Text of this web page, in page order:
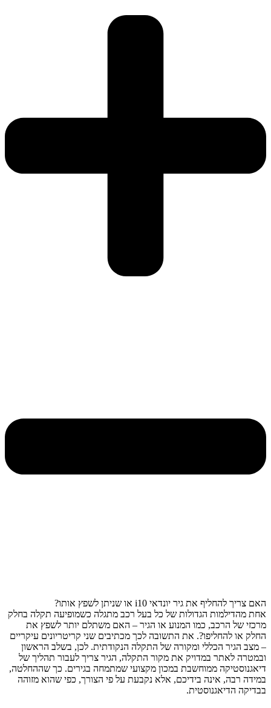
האם צריך להחליף את גיר יונדאי i10 או שניתן לשפץ אותו?
אחת מהדילמות הגדולות של כל בעל רכב מתגלה כשמופיעה תקלה בחלק
מרכזי של הרכב, כמו המנוע או הגיר – האם משתלם יותר לשפץ את
החלק או להחליפו?. את התשובה לכך מכתיבים שני קריטריונים עיקריים
– מצב הגיר הכללי ומקורה של התקלה הנקודתית. לכן, בשלב הראשון
ובמטרה לאתר במדויק את מקור התקלה, הגיר צריך לעבור תהליך של
דיאגנוסטיקה ממוחשבת במכון מקצועי שמתמחה בגירים. כך שההחלטה,
במידה רבה, אינה בידיכם, אלא נקבעת על פי הצורך, כפי שהוא מזוהה
בבדיקה הדיאגנוסטית.